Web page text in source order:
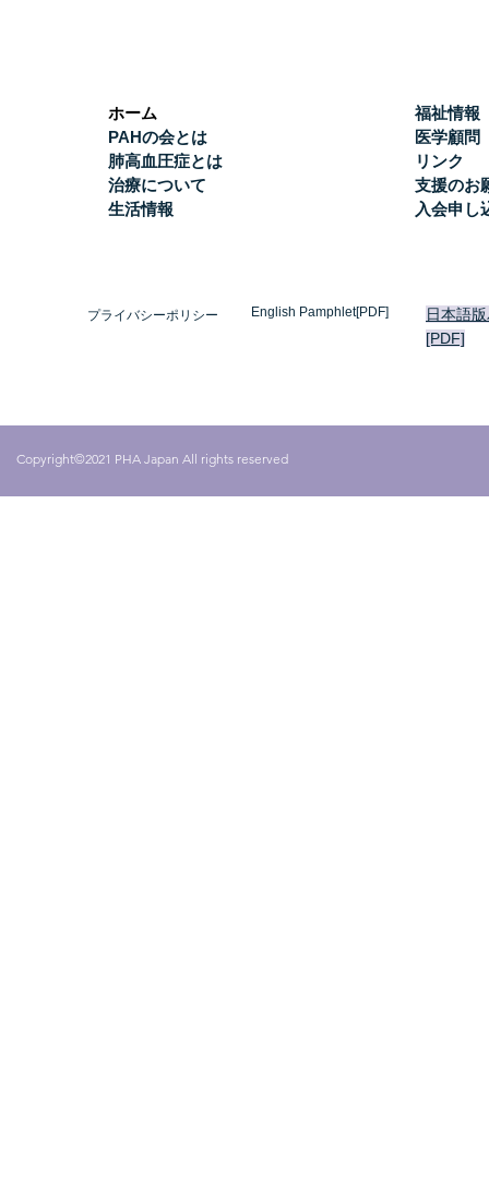
ホーム
PAHの会とは
肺高血圧症とは
治療について
生活情報
福祉情報
医学顧問
リンク
支援のお
入会申し
プライバシーポリシー English Pamphlet[PDF]
日本語
[PDF]
Copyright©2021 PHA Japan All rights reserved